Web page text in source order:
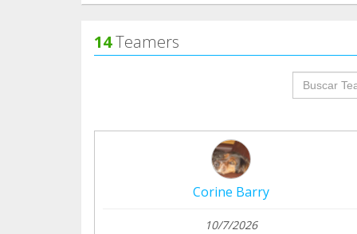
14Teamers
Corine Barry
10/7/2026